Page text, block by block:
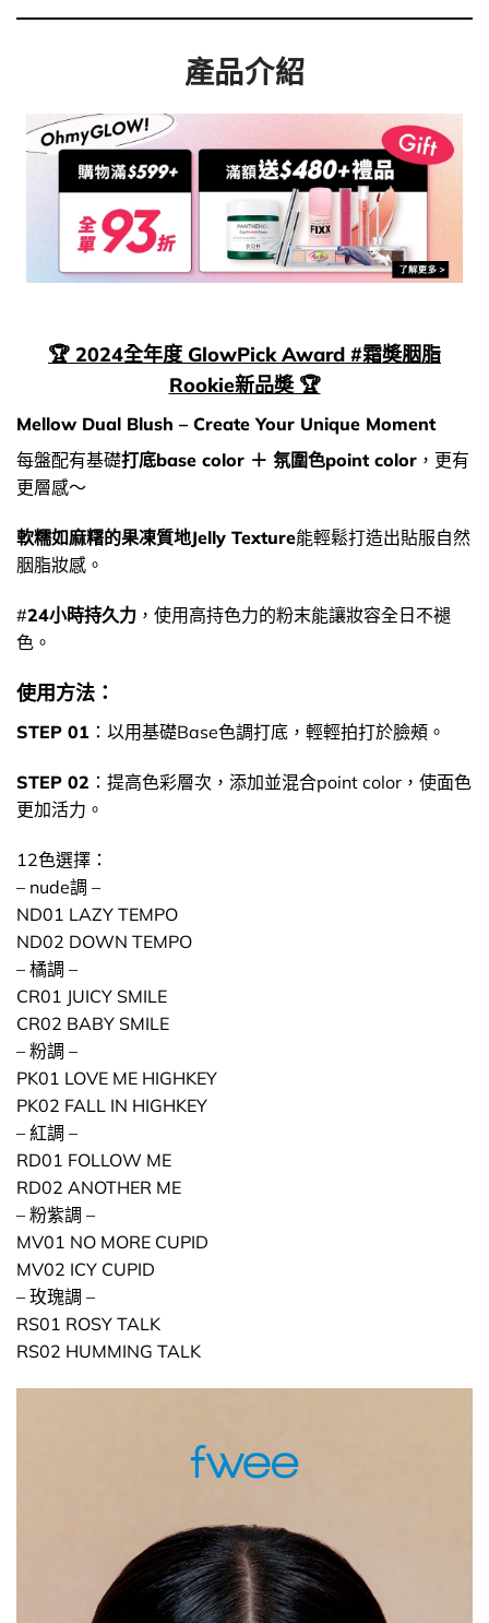
產品介紹
🏆 2024全年度 GlowPick Award #霜奬胭脂
Rookie新品奬 🏆
Mellow Dual Blush – Create Your Unique Moment
每盤配有基礎打底base color ＋ 氛圍色point color ，更有
更層感～
軟糯如麻糬的果凍質地Jelly Texture能輕鬆打造出貼服自然
胭脂妝感。
#24小時持久力 ，使用高持色力的粉末能讓妝容全日不褪
色。
使用方法：
STEP 01 ：以用基礎Base色調打底，輕輕拍打於臉頰。
STEP 02 ：提高色彩層次，添加並混合point color，使面色
更加活力。
12色選擇：
– nude調 –
ND01 LAZY TEMPO
ND02 DOWN TEMPO
– 橘調 –
CR01 JUICY SMILE
CR02 BABY SMILE
– 粉調 –
PK01 LOVE ME HIGHKEY
PK02 FALL IN HIGHKEY
– 紅調 –
RD01 FOLLOW ME
RD02 ANOTHER ME
– 粉紫調 –
MV01 NO MORE CUPID
MV02 ICY CUPID
– 玫瑰調 –
RS01 ROSY TALK
RS02 HUMMING TALK